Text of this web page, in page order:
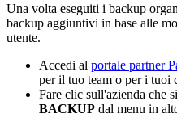
Una volta eseguiti i backup
backup aggiuntivi in base alle
utente.
Accedi al portale partner
per il tuo team o per i tuoi
Fare clic sull'azienda che si
BACKUP dal menu in